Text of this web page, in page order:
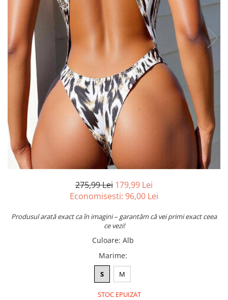
275,99 Lei 179,99 Lei
Economisesti: 96,00 Lei
Produsul arată exact ca în imagini – garantăm că vei primi exact ceea
ce vezi!
Culoare: Alb
Marime:
S M
STOC EPUIZAT